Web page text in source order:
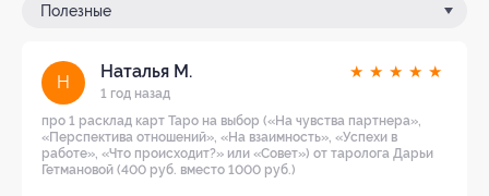
Полезные
Н
Наталья М.
1 год назад
★ ★ ★ ★ ★
про 1 расклад карт Таро на выбор («На чувства партнера»,
«Перспектива отношений», «На взаимность», «Успехи в
работе», «Что происходит?» или «Совет») от таролога Дарьи
Гетмановой (400 руб. вместо 1000 руб.)